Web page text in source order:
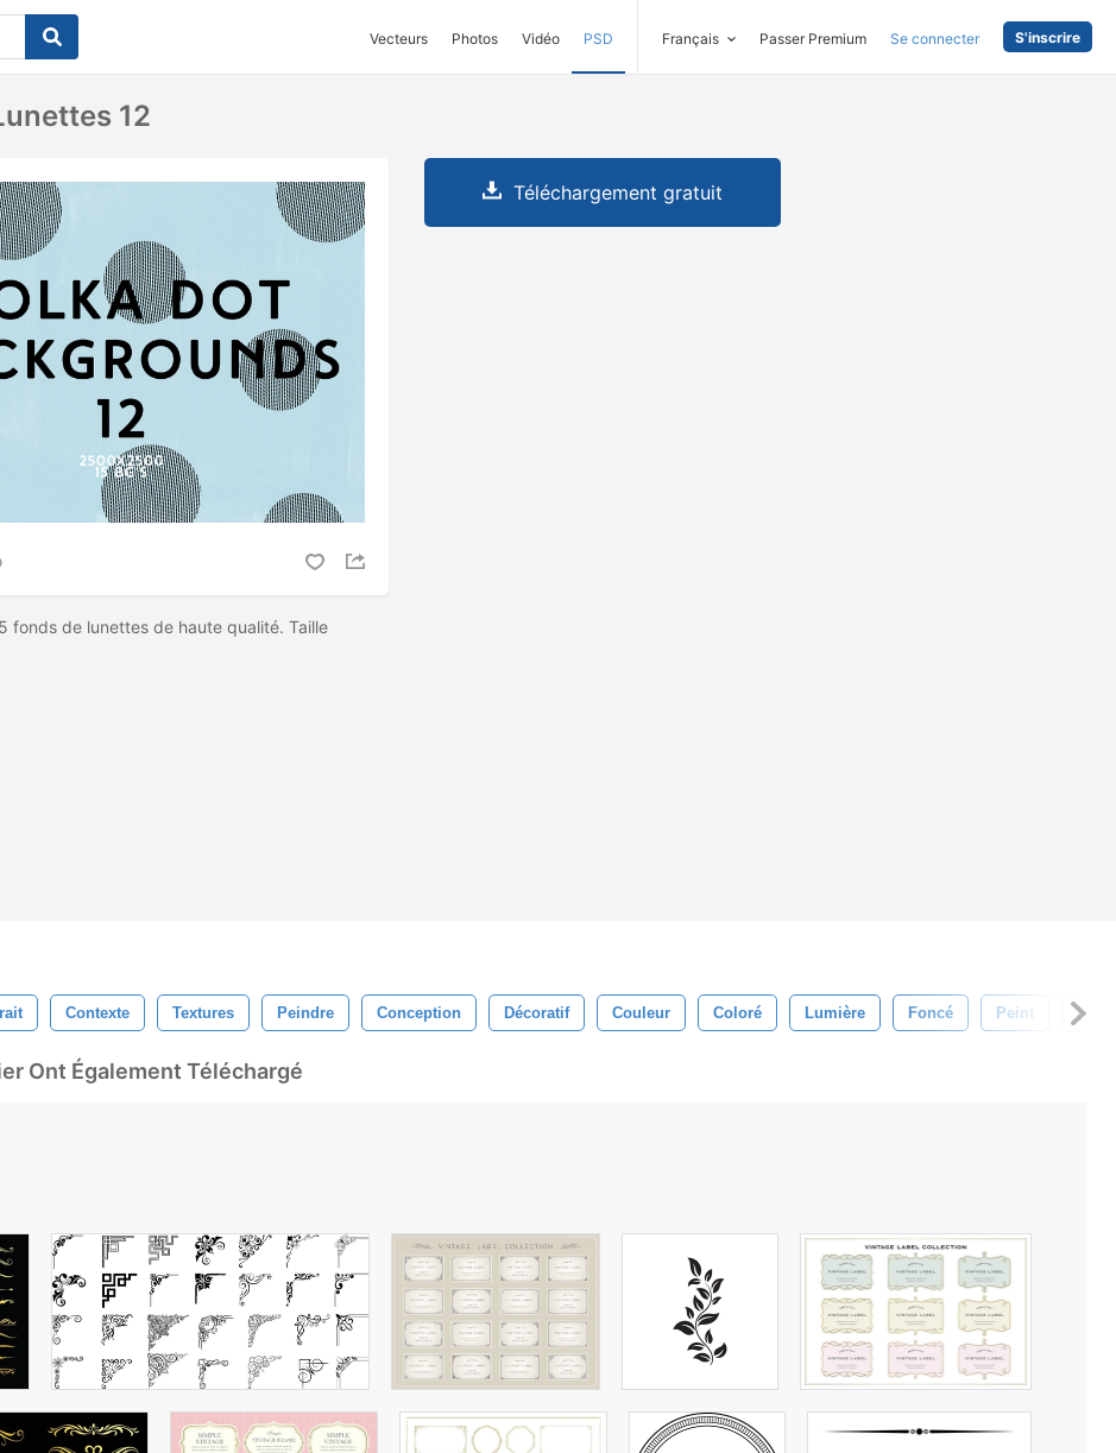
Vecteurs Photos Vidéo PSD Français Passer Premium Se connecter S'inscrire
12
fonds de lunettes de haute qualité. Taille
Téléchargement gratuit
Contexte Textures Peindre Conception Décoratif Couleur Coloré Lumière Foncé Peint Rétro
Ont Également Téléchargé